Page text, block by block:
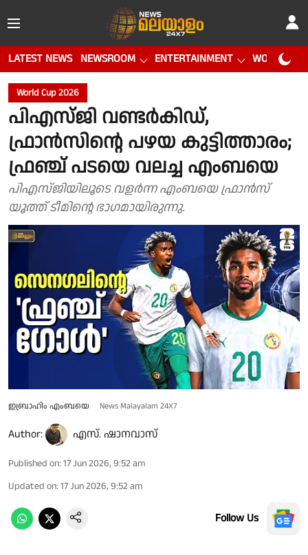
LATEST NEWS NEWSROOM ENTERTAINMENT WORLD CUP
World Cup 2026
പിഎസ്‍ജി വണ്ടര്‍കിഡ്,
ഫ്രാന്‍സിന്റെ പഴയ കുട്ടിത്താരം;
ഫ്രഞ്ച് പടയെ വലച്ച എംബയെ
പിഎസ്‌ജിയിലൂടെ വളര്‍ന്ന എംബയെ ഫ്രാന്‍സ്
യൂത്ത് ടീമിന്റെ ഭാഗമായിരുന്നു.
ഇബ്രാഹിം എംബയെ News Malayalam 24X7
Author: എസ്. ഷാനവാസ്
Published on: 17 Jun 2026, 9:52 am
Updated on: 17 Jun 2026, 9:52 am
Follow Us